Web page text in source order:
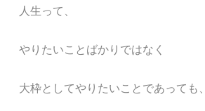
人生って、
やりたいことばかりではなく
大枠としてやりたいことであっても、